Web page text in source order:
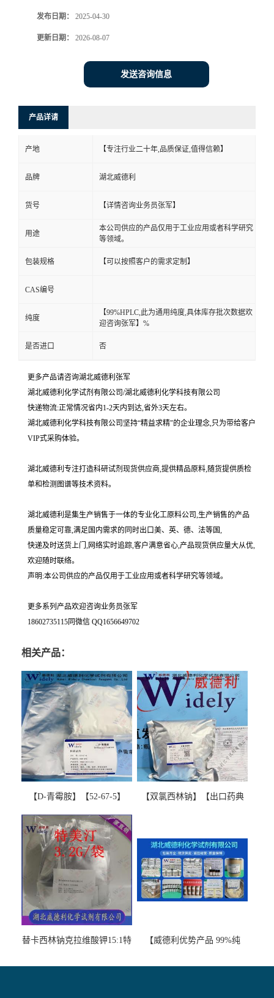
发布日期： 2025-04-30
更新日期： 2026-08-07
发送咨询信息
产品详请
产地 【专注行业二十年,品质保证,值得信赖】
品牌 湖北威德利
货号 【详情咨询业务员张军】
用途
本公司供应的产品仅用于工业应用或者科学研究
等领域。
包装规格 【可以按照客户的需求定制】
CAS编号
纯度
【99%HPLC,此为通用纯度,具体库存批次数据欢
迎咨询张军】%
是否进口 否
更多产品请咨询湖北威德利张军
湖北威德利化学试剂有限公司/湖北威德利化学科技有限公司
快递物流:正常情况省内1-2天内到达,省外3天左右。
湖北威德利化学科技有限公司坚持“精益求精"的企业理念,只为带给客户
VIP式采购体验。
湖北威德利专注打造科研试剂现货供应商,提供精品原料,随货提供质检
单和检测图谱等技术资料。
湖北威德利是集生产销售于一体的专业化工原料公司,生产销售的产品
质量稳定可靠,满足国内需求的同时出口美、英、德、法等国,
快递及时送货上门,网络实时追踪,客户满意省心,产品现货供应量大从优,
欢迎随时联络。
声明:本公司供应的产品仅用于工业应用或者科学研究等领域。
更多系列产品欢迎咨询业务员张军
18602735115同微信 QQ1656649702
相关产品：
【D-青霉胺】【52-67-5】
图谱检测方法现货供应咨询
张军52-67-5
【双氯西林钠】【出口药典
替卡西林钠克拉维酸钾15:1特
【威德利优势产品 99%纯